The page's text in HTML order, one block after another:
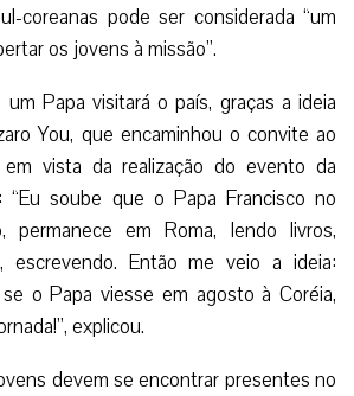
coreanas pode ser considerada “um
os jovens à missão”.
Papa visitará o país, graças a ideia
You, que encaminhou o convite ao
vista da realização do evento da
“Eu soube que o Papa Francisco no
permanece em Roma, lendo livros,
escrevendo. Então me veio a ideia:
o Papa viesse em agosto à Coréia,
explicou.
devem se encontrar presentes no